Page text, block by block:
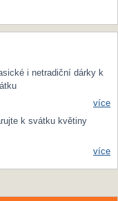
i netradiční dárky k
více
k svátku květiny
více